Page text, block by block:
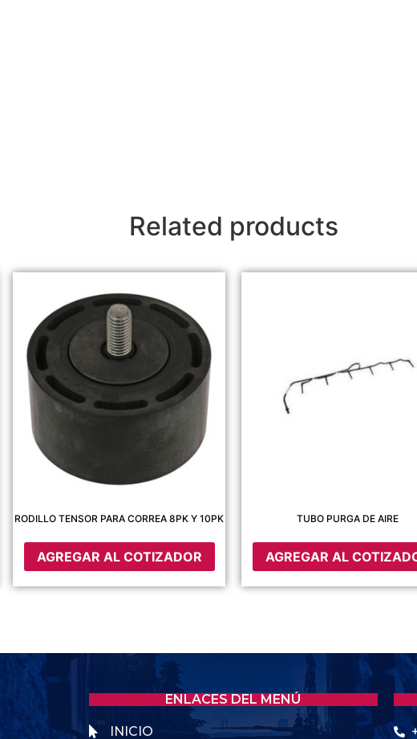
Related products
RODILLO TENSOR PARA CORREA 8PK Y 10PK
AGREGAR AL COTIZADOR
TUBO PURGA DE AIRE
AGREGAR AL
ENLACES DEL MENÚ
INICIO